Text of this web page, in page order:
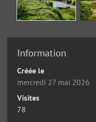
Information
Créée le
mercredi 27 mai 2026
Visites
78